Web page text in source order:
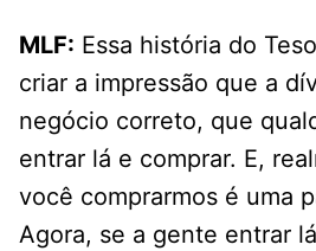
MLF: Essa história do
criar a impressão que a
negócio correto, que
entrar lá e comprar. E,
você comprarmos é uma
Agora, se a gente entrar